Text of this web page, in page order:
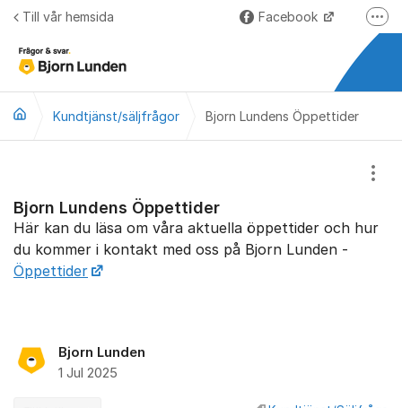
Hoppa till innehåll
Till vår hemsida Facebook
Björnkoll – Blogg
Kundtjänst/säljfrågor Bjorn Lundens Öppettider
Bjorn Lundens Öppettider
Här kan du läsa om våra aktuella öppettider och hur
du kommer i kontakt med oss på Bjorn Lunden -
Öppettider
Bjorn Lunden
1 Jul 2025